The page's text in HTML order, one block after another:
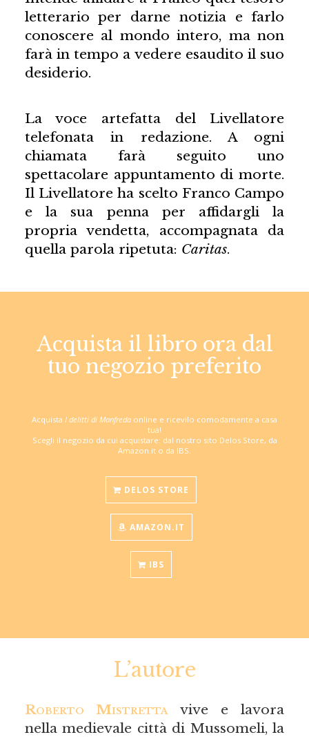
letterario per darne notizia e farlo
conoscere al mondo intero, ma non
farà in tempo a vedere esaudito il suo
desiderio.
La voce artefatta del Livellatore
telefonata in redazione. A ogni
chiamata farà seguito uno
spettacolare appuntamento di morte.
Il Livellatore ha scelto Franco Campo
e la sua penna per affidargli la
propria vendetta, accompagnata da
quella parola ripetuta: Caritas.
Acquista il libro ora dal
tuo negozio preferito
Acquista I delitti di Manfreda online e ricevilo comodamente a casa
tua!
Scegli il negozio da cui acquistare: dal nostro sito Delos Store, da
Amazon.it o da IBS.
DELOS STORE
AMAZON.IT
IBS
L’autore
Roberto Mistretta vive e lavora
nella medievale città di Mussomeli, la